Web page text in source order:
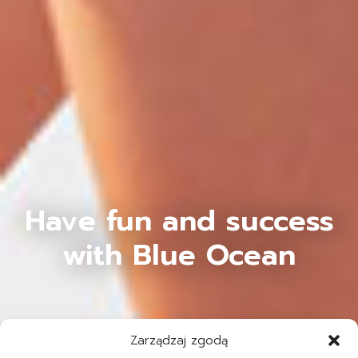
Zarządzaj zgodą
Have fun and success
with Blue Ocean